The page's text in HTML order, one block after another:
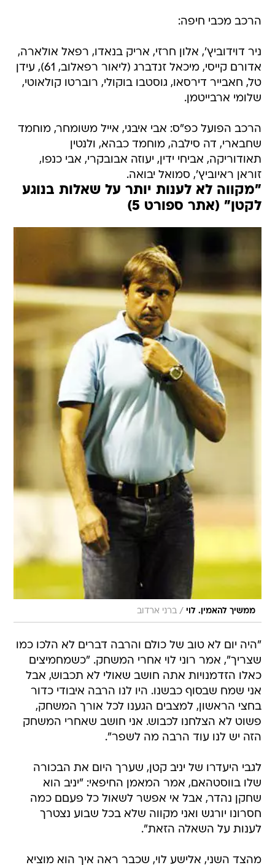
ניר דוידוביץ', אלון חרזי, אריק בנאדו, רפאל אולארה,
טל, חאבייר דירסאו, גוסטבו בוקולי, רוברטו קולאוטי,
שלומי ארבייטמן.
הרכב הפועל כפ"ס: אבי איבגי, אייל משומחר, מוחמד
תאודוריקה, אביחי ידין, יעוזה אבובקרי, אבי כנפו,
זוראן ראיוביץ', סמואל יבואה.
"מקווה לא לענות יותר על שאלות בנוגע
לקטן" (אתר ספורט 5)
ברני ארדוב
"היה יום לא טוב של כולם והרבה דברים לא הלכו כמו
כאלו הזדמנויות אתה חושב שאולי לא תכבוש, אבל
אני שמח שבסוף כבשנו. היו לנו הרבה איבודי כדור
בחצי הראשון, למצבים הגענו לכל אורך המשחק,
פשוט לא הצלחנו לכבוש. אני חושב שאחרי המשחק
הזה יש לנו עוד הרבה מה לשפר".
לגבי היעדרו של יניב קטן, שערך היום את הבכורה
שחקן נהדר, אבל אי אפשר לשאול כל פעםם כמה
חסרונו יורגש ואני מקווה שלא בכל שבוע נצטרך
לענות על השאלה הזאת".
מהצד השני, אלישע לוי, שכבר ראה איך הוא מוציא
ובמחזור הבא הוא יוכל לחזור לליגה עם ניצחון על